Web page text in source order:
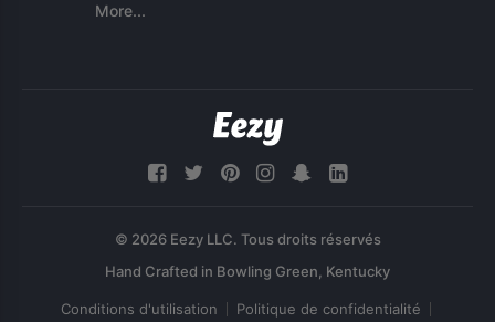
More...
© 2026 Eezy LLC. Tous droits réservés
Conditions d'utilisation Politique de confidentialité